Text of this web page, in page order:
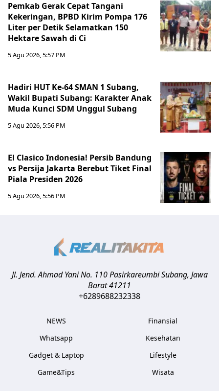
Pemkab Gerak Cepat Tangani
Kekeringan, BPBD Kirim Pompa 176
Liter per Detik Selamatkan 150
Hektare Sawah di Ci
5 Agu 2026, 5:57 PM
Hadiri HUT Ke-64 SMAN 1 Subang,
Wakil Bupati Subang: Karakter Anak
Muda Kunci SDM Unggul Subang
5 Agu 2026, 5:56 PM
El Clasico Indonesia! Persib Bandung
vs Persija Jakarta Berebut Tiket Final
Piala Presiden 2026
5 Agu 2026, 5:56 PM
Jl. Jend. Ahmad Yani No. 110 Pasirkareumbi Subang, Jawa
Barat41211
+6289688232338
NEWS
Whatsapp
Gadget & Laptop
Game&Tips
Finansial
Kesehatan
Lifestyle
Wisata